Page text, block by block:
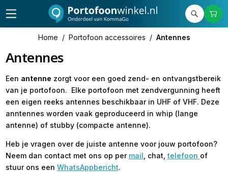
Home / Portofoon accessoires / Antennes
Antennes
Een antenne zorgt voor een goed zend- en ontvangstbereik
van je portofoon. Elke portofoon met zendvergunning heeft
een eigen reeks antennes beschikbaar in UHF of VHF. Deze
anntennes worden vaak geproduceerd in whip (lange
antenne) of stubby (compacte antenne).
Heb je vragen over de juiste antenne voor jouw portofoon?
Neem dan contact met ons op per mail , chat,telefoon of
stuur ons een WhatsAppbericht.